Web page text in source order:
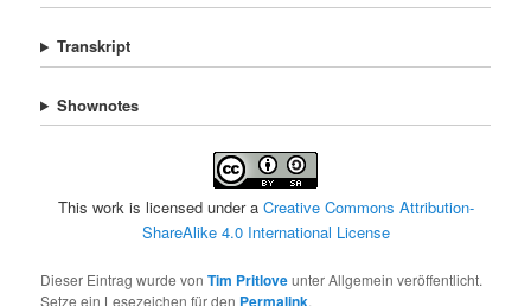
Transkript
Shownotes
This work is licensed under a Creative Commons Attribution-
ShareAlike 4.0 International License
Dieser Eintrag wurde vonTim Pritloveunter Allgemein veröffentlicht.
Setze ein Lesezeichen für den Permalink.